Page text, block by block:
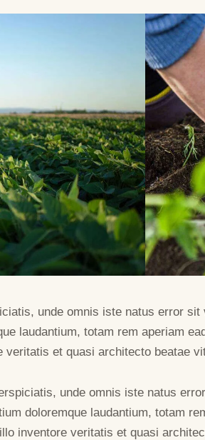
unde omnis iste natus error sit
laudantium, totam rem aperiam
veritatis et quasi architecto beatae
unde omnis iste natus
doloremque laudantium, totam
inventore veritatis et quasi